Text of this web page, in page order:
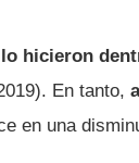
hicieron
En tanto,
en una